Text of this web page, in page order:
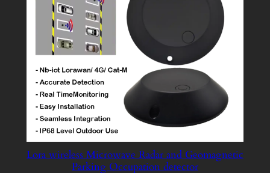
Lora wireless Microwave Radar and Geomagnetic
Parking Occupation detector